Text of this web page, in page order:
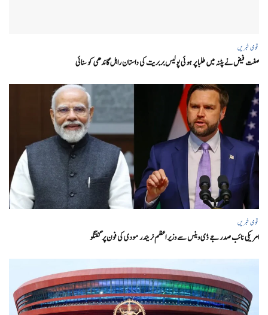
قومی خبریں
صفت فیض نے پٹنہ میں طلبا پر ہوئی پولیس بربریت کی داستان راہل گاندھی کو سنائی
قومی خبریں
امریکی نائب صدر جے ڈی وینس سے وزیر اعظم نریندر مودی کی فون پر گفتگو